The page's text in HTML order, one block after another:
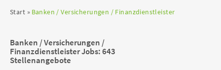
Start Banken / Versicherungen / Finanzdienstleister
Banken / Versicherungen /
Finanzdienstleister Jobs:643
Stellenangebote